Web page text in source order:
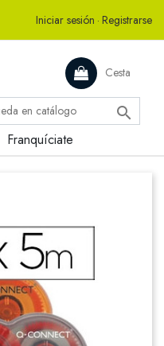
Iniciar sesión · Registrarse
Cesta

Franquíciate